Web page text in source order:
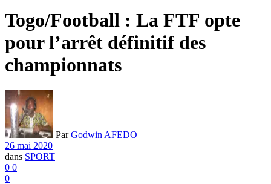
Togo/Football : La FTF opte
pour l’arrêt définitif des
championnats
Par Godwin AFEDO
26 mai 2020
dans SPORT
0 0
0